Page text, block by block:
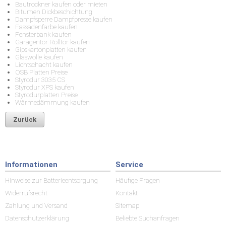
Bautrockner kaufen oder mieten
Bitumen Dickbeschichtung
Dampfsperre Dampfpresse kaufen
Fassadenfarbe kaufen
Fensterbank kaufen
Garagentor Rolltor kaufen
Gipskartonplatten kaufen
Glaswolle kaufen
Lichtschacht kaufen
OSB Platten Preise
Styrodur 3035 CS
Styrodur XPS kaufen
Styrodurplatten Preise
Wärmedämmung kaufen
Zurück
Informationen
Hinweise zur Batterieentsorgung
Widerrufsrecht
Zahlung und Versand
Datenschutzerklärung
Service
Häufige Fragen
Kontakt
Sitemap
Beliebte Suchanfragen